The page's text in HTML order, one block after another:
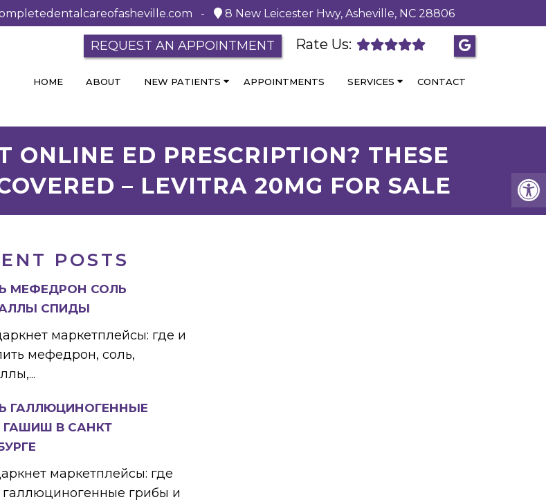
- 8 New Leicester Hwy, Asheville, NC 28806
REQUEST AN APPOINTMENT Rate Us:
HOME ABOUT NEW PATIENTS APPOINTMENTS SERVICES CONTACT
ONLINE ED PRESCRIPTION? THESE
– LEVITRA 20MG FOR SALE
POSTS
МЕФЕДРОН СОЛЬ
СПИДЫ
маркетплейсы: где и
мефедрон, соль,
ГАЛЛЮЦИНОГЕННЫЕ
ГАШИШ В САНКТ
маркетплейсы: где
галлюциногенные грибы и